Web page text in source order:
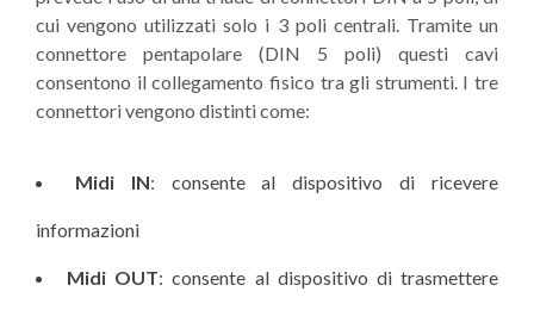
cui vengono utilizzati solo i 3 poli centrali. Tramite un
connettore pentapolare (DIN 5 poli) questi cavi
consentono il collegamento fisico tra gli strumenti. I tre
connettori vengono distinti come:
Midi IN: consente al dispositivo di ricevere
informazioni
Midi OUT: consente al dispositivo di trasmettere